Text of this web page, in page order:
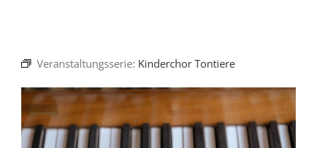
Veranstaltungsserie: Kinderchor Tontiere